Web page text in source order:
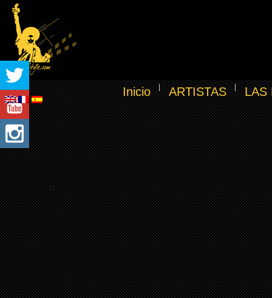
Inicio ARTISTAS LAS